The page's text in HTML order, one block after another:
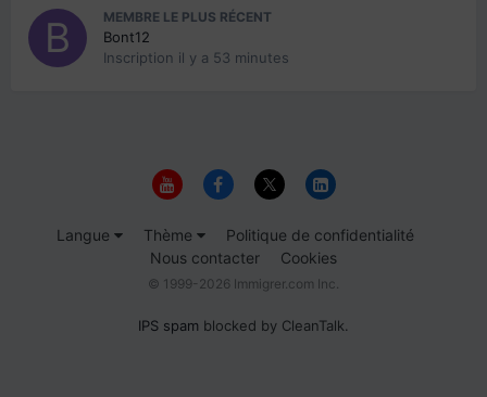
MEMBRE LE PLUS RÉCENT
Bont12
Inscription il y a 53 minutes
Langue Thème
Politique de confidentialité
Nous contacter
Cookies
© 1999-2026 Immigrer.com Inc.
IPS spam blocked by CleanTalk.